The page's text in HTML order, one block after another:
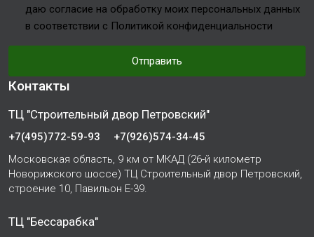
даю согласие на обработку моих персональных данных
в соответствии с Политикой конфиденциальности
Отправить
Контакты
ТЦ "Строительный двор Петровский"
+7(495)772-59-93
+7(926)574-34-45
Московская область, 9 км от МКАД (26-й километр
Новорижского шоссе) ТЦ Строительный двор Петровский,
строение 10, Павильон Е-39.
ТЦ "Бессарабка"